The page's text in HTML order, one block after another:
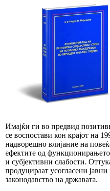
Имајќи ги во предвид
се воспостави кон крајот на
надворешно влијание на
ефектите од функционирањето
и субјективни слабости.
продуцираат усогласени
законодавство на државата.